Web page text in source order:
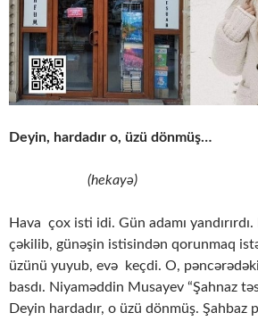
Deyin, hardadır o, üzü dönmüş…
(hekayə)
Hava çox isti idi. Gün adamı
çəkilib, günəşin istisindən qorunmaq
üzünü yuyub, evə keçdi. O,
basdı. Niyaməddin Musayev “Şahnaz
Deyin hardadır, o üzü dönmüş. Şahbaz